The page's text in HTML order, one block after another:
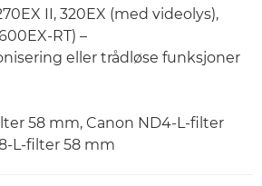
II, 320EX (med videolys),
RT) –
eller trådløse funksjoner
58 mm, Canon ND4-L-filter
L-filter 58 mm